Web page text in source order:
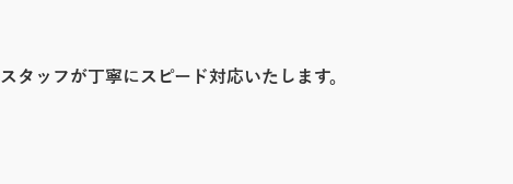
タッフが丁寧にスピード対応いたします。